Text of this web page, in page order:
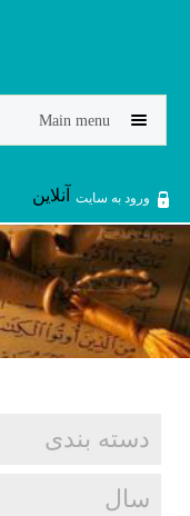
Main menu
ورود به سایت آنلاین